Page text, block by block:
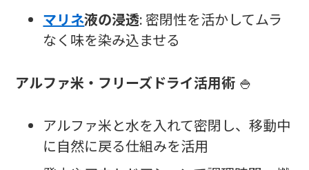
マリネ液の浸透: 密閉性を活かしてムラ
なく味を染み込ませる
アルファ米・フリーズドライ活用術 🍚
アルファ米と水を入れて密閉し、移動中
に自然に戻る仕組みを活用